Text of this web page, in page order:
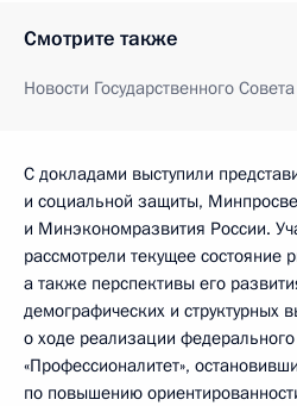
Смотрите также
Новости Государственного Совета
С докладами выступили
и социальной защиты,
и Минэкономразвития России.
рассмотрели текущее состояние
а также перспективы его
демографических и структурных
о ходе реализации
«Профессионалитет»,
по повышению